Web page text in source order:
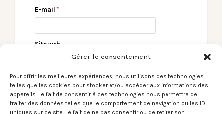
Gérer le consentement
Pour offrir les meilleures expériences, nous utilisons des technologies
telles que les cookies pour stocker et/ou accéder aux informations des
appareils. Le fait de consentir à ces technologies nous permettra de
traiter des données telles que le comportement de navigation ou les ID
uniques sur ce site. Le fait de ne pas consentir ou de retirer son
E-mail *
Site web